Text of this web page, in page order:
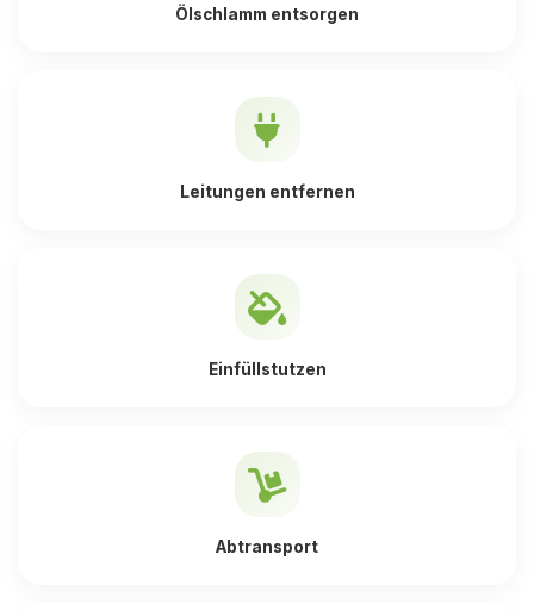
Ölschlamm entsorgen
Leitungen entfernen
Einfüllstutzen
Abtransport